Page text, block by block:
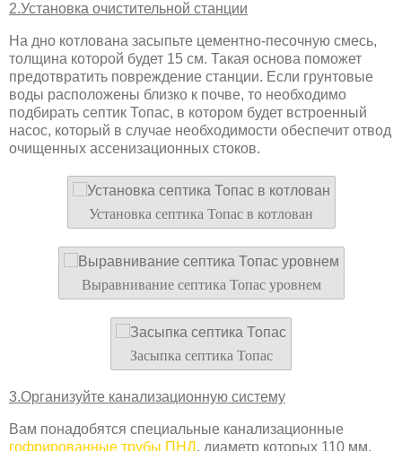
2.Установка очистительной станции
На дно котлована засыпьте цементно-песочную смесь,
толщина которой будет 15 см. Такая основа поможет
предотвратить повреждение станции. Если грунтовые
воды расположены близко к почве, то необходимо
подбирать септик Топас, в котором будет встроенный
насос, который в случае необходимости обеспечит отвод
очищенных ассенизационных стоков.
Установка септика Топас в котлован
Выравнивание септика Топас уровнем
Засыпка септика Топас
3.Организуйте канализационную систему
Вам понадобятся специальные канализационные
гофрированные трубы ПНД, диаметр которых 110 мм.